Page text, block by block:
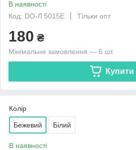
В наявності
Код: DO-Л 5015E
Тільки опт
180 ₴
Мінімальне замовлення — 6 шт.
Купити
Колір
Бежевий Білий
В наявності